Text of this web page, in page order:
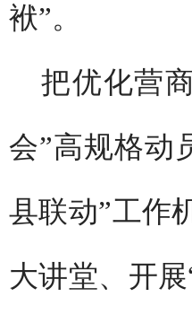
袱”。
把优化营
会”高规格动
县联动”工作
大讲堂、开